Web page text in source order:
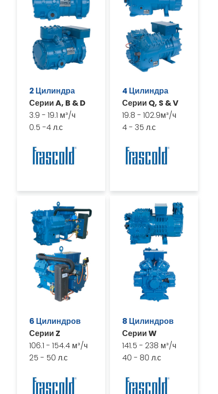
2 Цилиндра
Серии A, B & D
3.9 - 19.1 м³/ч
0.5 -4 л.с
4 Цилиндра
Серии Q, S & V
19.8 - 102.9м³/ч
4 - 35 л.с
6 Цилиндров
Серии Z
106.1 - 154.4 м³/ч
25 - 50 л.с
8 Цилиндров
Серии W
141.5 - 238 м³/ч
40 - 80 л.с